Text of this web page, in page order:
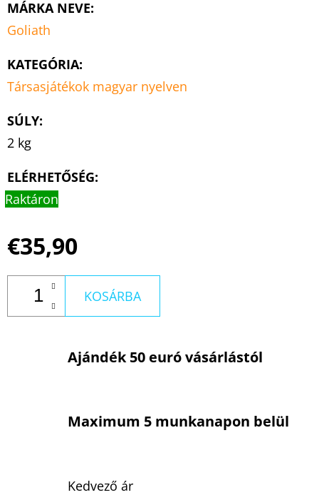
MÁRKA NEVE:
Goliath
KATEGÓRIA:
Társasjátékok magyar nyelven
SÚLY:
2 kg
ELÉRHETŐSÉG:
Raktáron
€35,90
KOSÁRBA
Ajándék 50 euró vásárlástól
Maximum 5 munkanapon belül
Kedvező ár